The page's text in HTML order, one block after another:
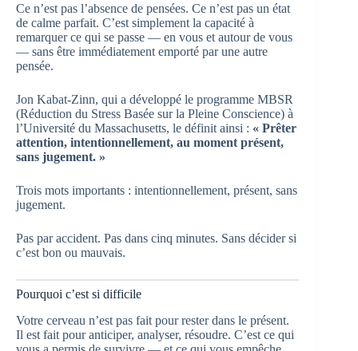
Ce n’est pas l’absence de pensées. Ce n’est pas un état
de calme parfait. C’est simplement la capacité à
remarquer ce qui se passe — en vous et autour de vous
— sans être immédiatement emporté par une autre
pensée.
Jon Kabat-Zinn, qui a développé le programme MBSR
(Réduction du Stress Basée sur la Pleine Conscience) à
l’Université du Massachusetts, le définit ainsi : « Prêter
attention, intentionnellement, au moment présent,
sans jugement. »
Trois mots importants : intentionnellement, présent, sans
jugement.
Pas par accident. Pas dans cinq minutes. Sans décider si
c’est bon ou mauvais.
Pourquoi c’est si difficile
Votre cerveau n’est pas fait pour rester dans le présent.
Il est fait pour anticiper, analyser, résoudre. C’est ce qui